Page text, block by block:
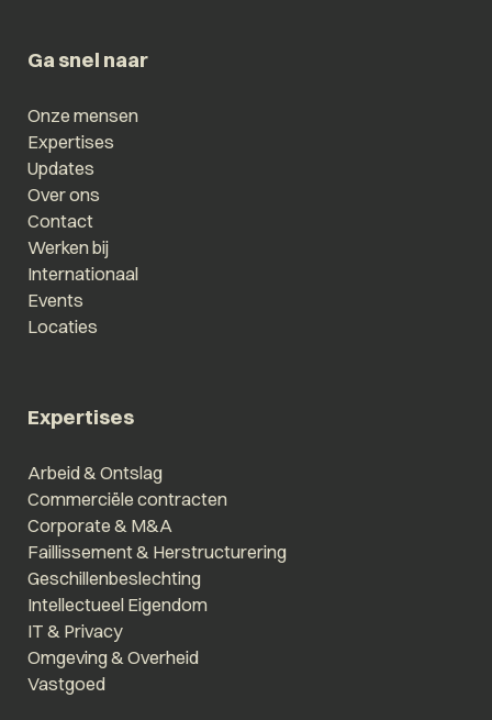
Ga snel naar
Onze mensen
Expertises
Updates
Over ons
Contact
Werken bij
Internationaal
Events
Locaties
Expertises
Arbeid & Ontslag
Commerciële contracten
Corporate & M&A
Faillissement & Herstructurering
Geschillenbeslechting
Intellectueel Eigendom
IT & Privacy
Omgeving & Overheid
Vastgoed